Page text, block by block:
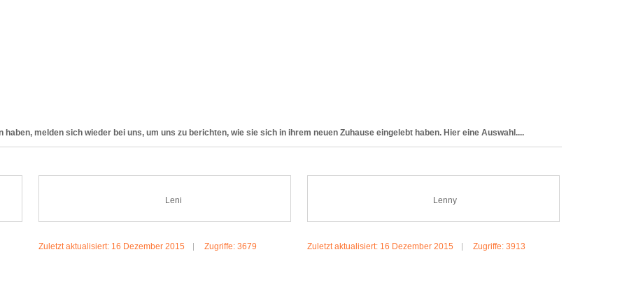
melden sich wieder bei uns, um uns zu berichten, wie sie sich in ihrem neuen Zuhause eingelebt haben. Hier eine Auswahl....
Leni
Zuletzt aktualisiert: 16 Dezember 2015 Zugriffe: 3679
Lenny
Zuletzt aktualisiert: 16 Dezember 2015 Zugriffe: 3913